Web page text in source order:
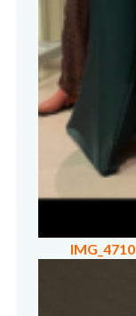
IMG_4710